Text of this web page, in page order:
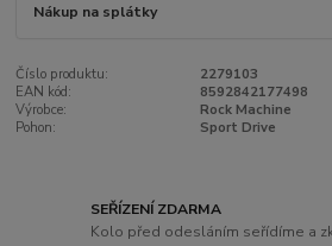
Nákup na splátky
Číslo produktu:
2279103
EAN kód:
8592842177498
Výrobce:
Rock Machine
Pohon:
Sport Drive
SEŘÍZENÍ ZDARMA
Kolo před odesláním seřídíme a